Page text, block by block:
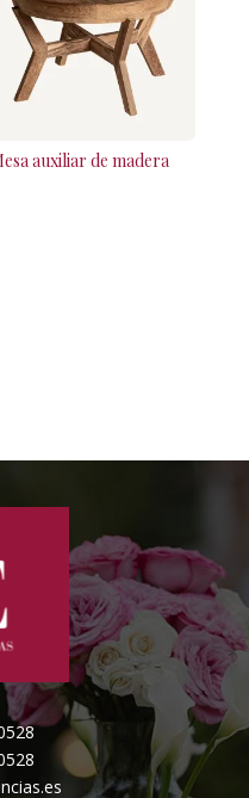
auxiliar de madera